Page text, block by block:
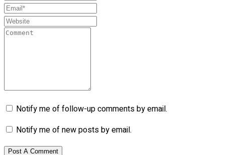
Notify me of follow-up comments by email.
Notify me of new posts by email.